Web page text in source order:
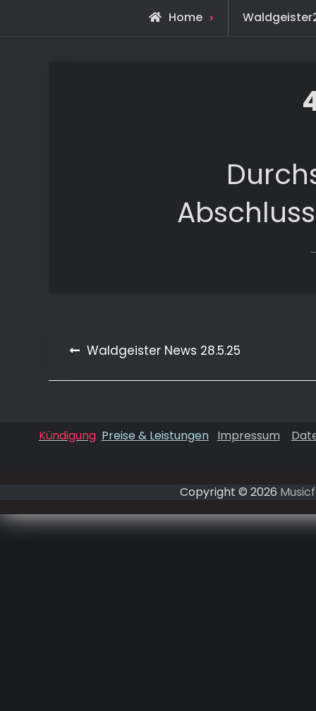
Home
Beitragsnavigation
Waldgeister News 28.5.25
Kündigung Preise & Leistungen Impressum
Copyright © 2026